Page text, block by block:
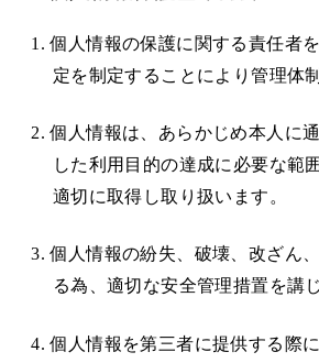
1. 個人情報の保護に関する責任者
定を制定することにより管理体
2. 個人情報は、あらかじめ本人に
した利用目的の達成に必要な範
適切に取得し取り扱います。
3. 個人情報の紛失、破壊、改ざん
る為、適切な安全管理措置を講
4. 個人情報を第三者に提供する際